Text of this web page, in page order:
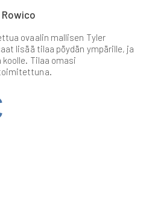
ovaalin mallisen Tyler
lisää tilaa pöydän ympärille, ja
Tilaa omasi